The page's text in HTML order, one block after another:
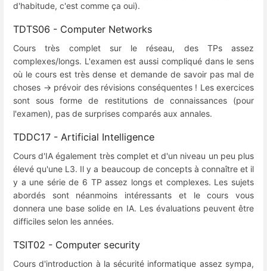
d'habitude, c'est comme ça oui).
TDTS06 - Computer Networks
Cours très complet sur le réseau, des TPs assez
complexes/longs. L'examen est aussi compliqué dans le sens
où le cours est très dense et demande de savoir pas mal de
choses -> prévoir des révisions conséquentes ! Les exercices
sont sous forme de restitutions de connaissances (pour
l'examen), pas de surprises comparés aux annales.
TDDC17 - Artificial Intelligence
Cours d'IA également très complet et d'un niveau un peu plus
élevé qu'une L3. Il y a beaucoup de concepts à connaître et il
y a une série de 6 TP assez longs et complexes. Les sujets
abordés sont néanmoins intéressants et le cours vous
donnera une base solide en IA. Les évaluations peuvent être
difficiles selon les années.
TSIT02 - Computer security
Cours d'introduction à la sécurité informatique assez sympa,